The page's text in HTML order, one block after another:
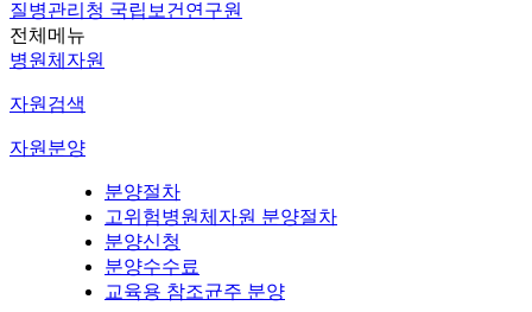
질병관리청 국립보건연구원
전체메뉴
병원체자원
자원검색
자원분양
분양절차
고위험병원체자원 분양절차
분양신청
분양수수료
교육용 참조균주 분양